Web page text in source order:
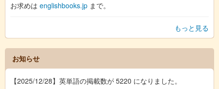
お求めは englishbooks.jp まで。
もっと見る
お知らせ
【2025/12/28】英単語の掲載数が 5220 になりました。